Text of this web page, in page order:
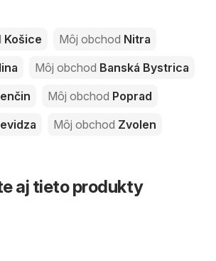
Košice Môj obchod Nitra
Môj obchod Banská Bystrica
Môj obchod Poprad
Môj obchod Zvolen
aj tieto produkty